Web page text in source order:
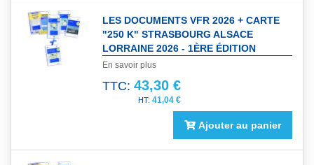
LES DOCUMENTS VFR 2026 + CARTE
"250 K" STRASBOURG ALSACE
LORRAINE 2026 - 1ÈRE ÉDITION
En savoir plus
TTC: 43,30 €
41,04 €
Ajouter au panier